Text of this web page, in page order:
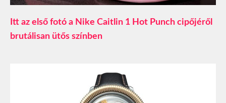
Itt az első fotó a Nike Caitlin 1 Hot Punch cipőjéről
brutálisan ütős színben